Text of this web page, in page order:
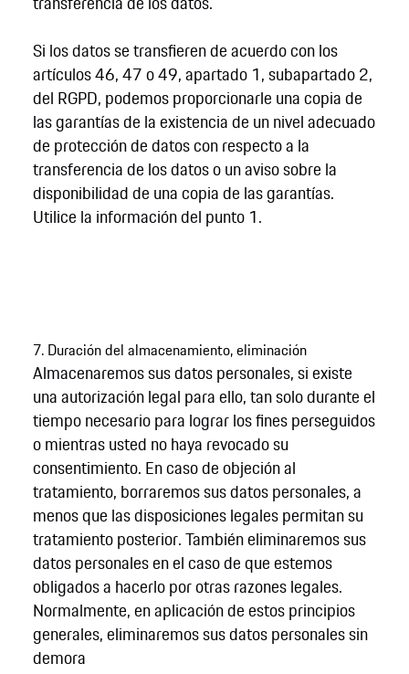
Si los datos se transfieren de acuerdo con los
artículos 46, 47 o 49, apartado 1, subapartado 2,
del RGPD, podemos proporcionarle una copia de
las garantías de la existencia de un nivel adecuado
de protección de datos con respecto a la
transferencia de los datos o un aviso sobre la
disponibilidad de una copia de las garantías.
Utilice la información del punto 1.
7. Duración del almacenamiento, eliminación
Almacenaremos sus datos personales, si existe
una autorización legal para ello, tan solo durante el
tiempo necesario para lograr los fines perseguidos
o mientras usted no haya revocado su
consentimiento. En caso de objeción al
tratamiento, borraremos sus datos personales, a
menos que las disposiciones legales permitan su
tratamiento posterior. También eliminaremos sus
datos personales en el caso de que estemos
obligados a hacerlo por otras razones legales.
Normalmente, en aplicación de estos principios
generales, eliminaremos sus datos personales sin
demora